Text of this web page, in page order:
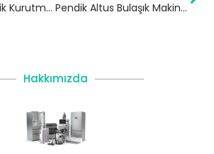
Başakşehir Arçelik Kurutma Makinesi Servisi Pendik Altus Bulaşık Makinesi Servisi
Hakkımızda